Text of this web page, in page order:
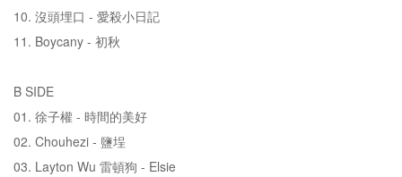
10. 沒頭埋口 - 愛殺小日記
11. Boycany - 初秋
B SIDE
01. 徐子權 - 時間的美好
02. Chouhezi - 鹽埕
03. Layton Wu 雷頓狗 - Elsie